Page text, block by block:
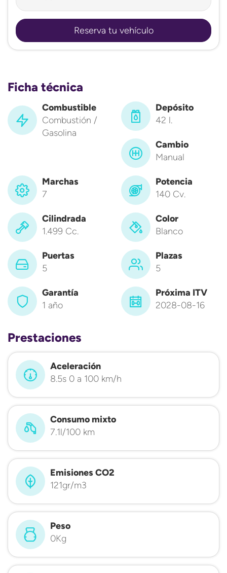
Reserva tu vehículo
Ficha técnica
Combustible
Combustión /
Gasolina
Depósito
42 l.
Cambio
Manual
Marchas
7
Potencia
140 Cv.
Cilindrada
1.499 Cc.
Color
Blanco
Puertas
5
Plazas
5
Garantía
1 año
Próxima ITV
2028-08-16
Prestaciones
Aceleración
8.5s 0 a 100 km/h
Consumo mixto
7.1l/100 km
Emisiones CO2
121gr/m3
Peso
0Kg